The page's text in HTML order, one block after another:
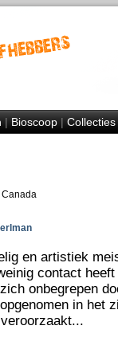
|Bioscoop|Collecties
Canada
en artistiek
contact
onbegrepen
in het